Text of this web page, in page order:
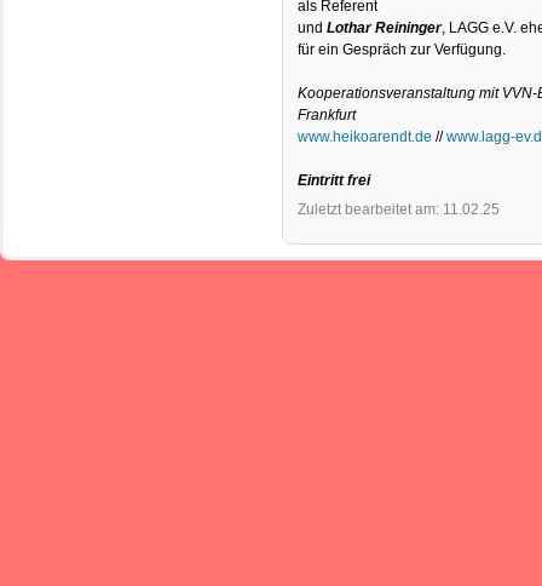
als Referent
undLothar Reininger, LAGG e.V.
für ein Gespräch zur Verfügung.
Kooperationsveranstaltung mit VVN-
Frankfurt
www.heikoarendt.de //www.lagg-
Eintritt frei
Zuletzt bearbeitet am: 11.02.25